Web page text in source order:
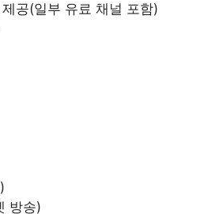
공(일부 유료 채널 포함)
방송)